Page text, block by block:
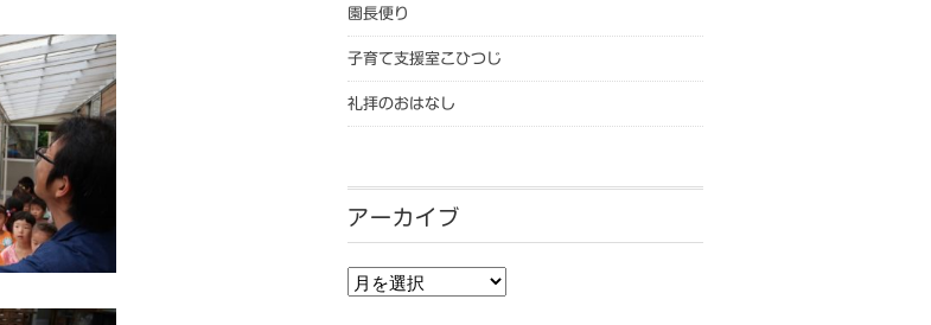
園長便り
子育て支援室こひつじ
礼拝のおはなし
アーカイブ
アーカイブ